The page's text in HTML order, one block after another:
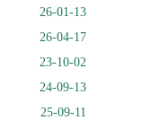
26-01-13
26-04-17
23-10-02
24-09-13
25-09-11